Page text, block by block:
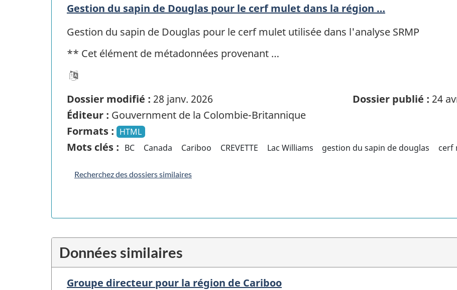
Gestion du sapin de Douglas pour le cerf mulet dans la région …
Gestion du sapin de Douglas pour le cerf mulet utilisée dans l'analyse SRMP
** Cet élément de métadonnées provenant …
Dossier modifié : 28 janv. 2026 Dossier publié : 24
Éditeur : Gouvernment de la Colombie-Britannique
Formats : HTML
Mots clés : BC Canada Cariboo CREVETTE Lac Williams gestion du sapin de douglas cerf
Recherchez des dossiers similaires
Données similaires
Groupe directeur pour la région de Cariboo